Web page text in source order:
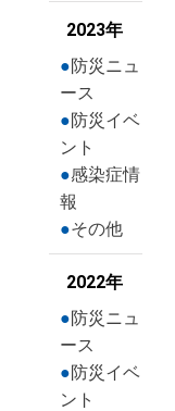
2023年
防災ニュ
ース
防災イベ
ント
感染症情
報
その他
2022年
防災ニュ
ース
防災イベ
ント